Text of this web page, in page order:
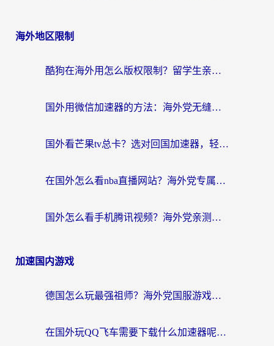
海外地区限制
酷狗在海外用怎么版权限制？留学生亲测：3步解决听国内音乐难题
国外用微信加速器的方法：海外党无缝连接国内生活的实用指南
国外看芒果tv总卡？选对回国加速器，轻松追《浪姐》不费劲
在国外怎么看nba直播网站？海外党专属体育观赛指南，告别地区限制！
国外怎么看手机腾讯视频？海外党亲测有效的追剧加速器选择指南
加速国内游戏
德国怎么玩最强祖师？海外党国服游戏加速器选择全攻略（附宝可梦Online实测）
在国外玩QQ飞车需要下载什么加速器呢？海外党亲测有效的国服游戏加速指南